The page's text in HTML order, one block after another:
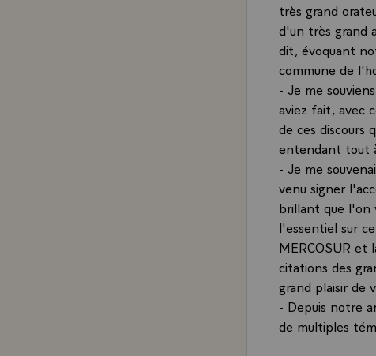
très grand
d'un très grand
dit, évoquant
commune de
- Je me
aviez fait, avec
de ces discours
entendant tout
- Je me
venu signer
brillant que l'on
l'essentiel sur
MERCOSUR et
citations des
grand plaisir de
- Depuis notre
de multiples